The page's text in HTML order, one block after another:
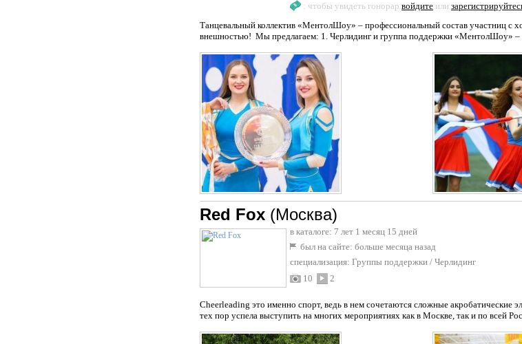
: чтобы увидеть гонорар войдите или
Танцевальный коллектив «МентолШоу» – профессиональный состав участниц с
внешностью! Мы предлагаем: 1. Черлидинг и группа поддержки «МентолШоу» –
Red Fox (Москва)
в каталоге: 7 лет 1 месяц 15 дней
был на сайте: больше месяца назад
специализация: Группы поддержки / Черлидинг
10
2
Cheerleading это именно спорт, ведь в нем сочетаются сложные акробатические
тех пор успела выступить на многих мероприятиях как в Москве, так и по всей